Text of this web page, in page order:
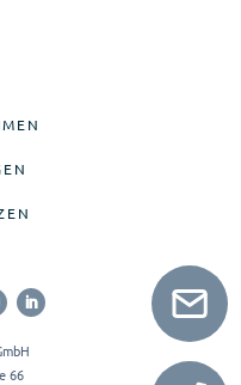
66